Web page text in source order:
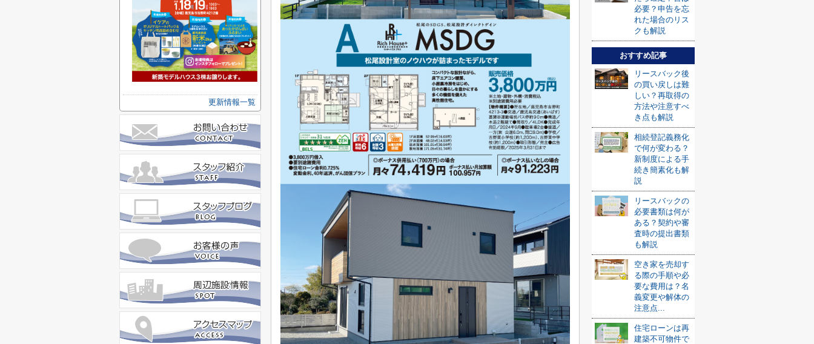
必要？申告を忘
れた場合のリス
クも解説
おすすめ記事
リースバック後
の買い戻しは難
しい？再取得の
方法や注意すべ
き点も解説
相続登記義務化
で何が変わる？
新制度による手
続き簡素化も解
説
リースバックの
必要書類は何が
ある？契約や審
査時の提出書類
も解説
空き家を売却す
る際の手順や必
要な費用は？名
義変更や解体の
注意点...
住宅ローンは再
建築不可物件で
更新情報一覧